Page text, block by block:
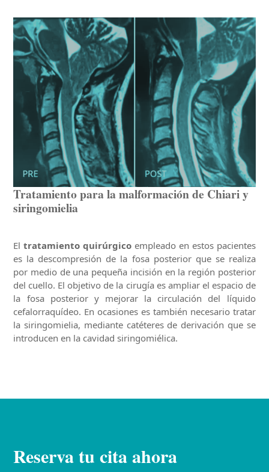
Tratamiento para la malformación de Chiari y
siringomielia
Eltratamiento quirúrgico empleado en estos pacientes
es la descompresión de la fosa posterior que se realiza
por medio de una pequeña incisión en la región posterior
del cuello. El objetivo de la cirugía es ampliar el espacio de
la fosa posterior y mejorar la circulación del líquido
cefalorraquídeo. En ocasiones es también necesario tratar
la siringomielia, mediante catéteres de derivación que se
introducen en la cavidad siringomiélica.
Reserva tu cita ahora